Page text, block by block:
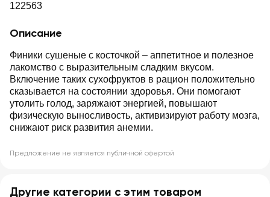
122563
Описание
Финики сушеные с косточкой – аппетитное и полезное
лакомство с выразительным сладким вкусом.
Включение таких сухофруктов в рацион положительно
сказывается на состоянии здоровья. Они помогают
утолить голод, заряжают энергией, повышают
физическую выносливость, активизируют работу мозга,
снижают риск развития анемии.
Предложение не является публичной офертой
Другие категории с этим товаром